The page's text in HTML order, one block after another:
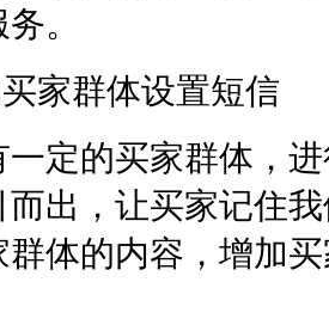
。
家群体设置短信
定的买家群体，
而出，让买家记住
群体的内容，增加